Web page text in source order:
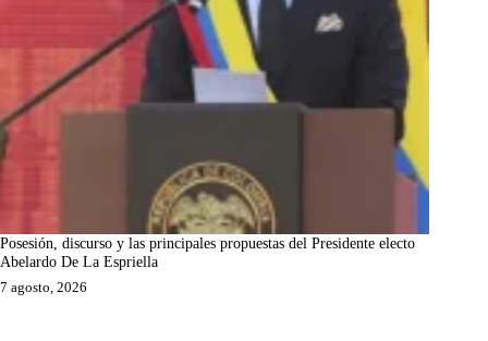
Posesión, discurso y las principales propuestas del Presidente electo
Abelardo De La Espriella
7 agosto, 2026